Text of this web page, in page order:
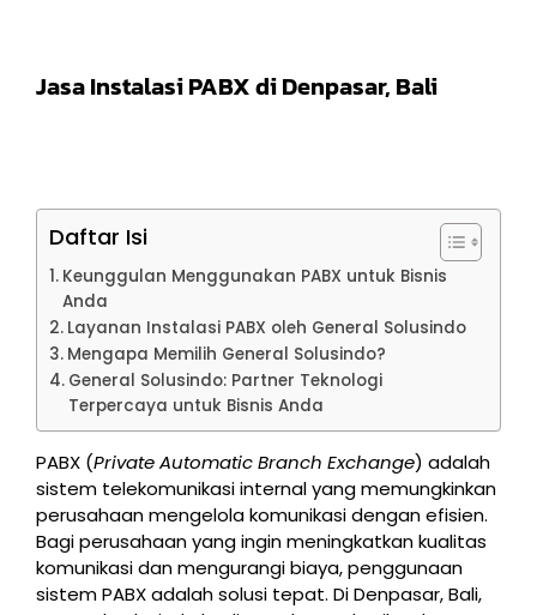
Jasa Instalasi PABX di Denpasar, Bali
Daftar Isi
Keunggulan Menggunakan PABX untuk Bisnis
Anda
Layanan Instalasi PABX oleh General Solusindo
Mengapa Memilih General Solusindo?
General Solusindo: Partner Teknologi
Terpercaya untuk Bisnis Anda
PABX (Private Automatic Branch Exchange) adalah
sistem telekomunikasi internal yang memungkinkan
perusahaan mengelola komunikasi dengan efisien.
Bagi perusahaan yang ingin meningkatkan kualitas
komunikasi dan mengurangi biaya, penggunaan
sistem PABX adalah solusi tepat. Di Denpasar, Bali,